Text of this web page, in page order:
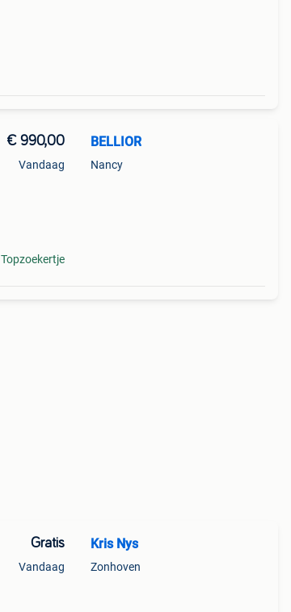
€ 990,00
Vandaag
Topzoekertje
BELLIOR
Nancy
Gratis
Vandaag
Kris Nys
Zonhoven